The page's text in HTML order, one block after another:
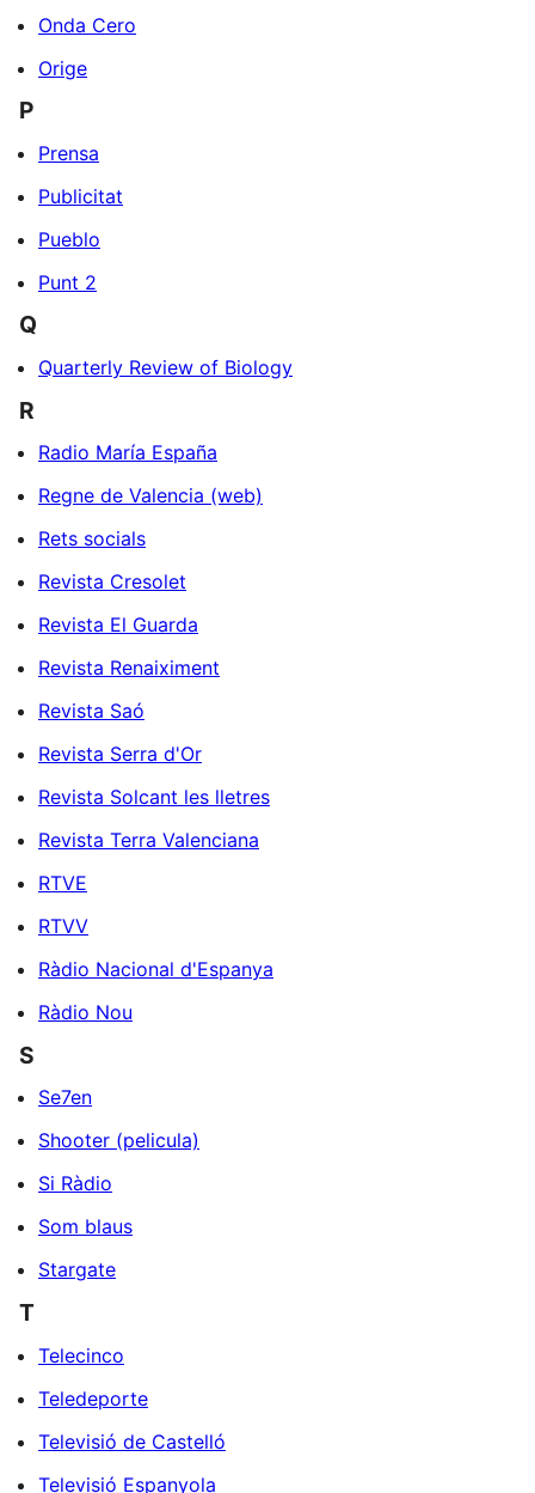
Onda Cero
Orige
P
Prensa
Publicitat
Pueblo
Punt 2
Q
Quarterly Review of Biology
R
Radio María España
Regne de Valencia (web)
Rets socials
Revista Cresolet
Revista El Guarda
Revista Renaiximent
Revista Saó
Revista Serra d'Or
Revista Solcant les lletres
Revista Terra Valenciana
RTVE
RTVV
Ràdio Nacional d'Espanya
Ràdio Nou
S
Se7en
Shooter (pelicula)
Si Ràdio
Som blaus
Stargate
T
Telecinco
Teledeporte
Televisió de Castelló
Televisió Espanyola